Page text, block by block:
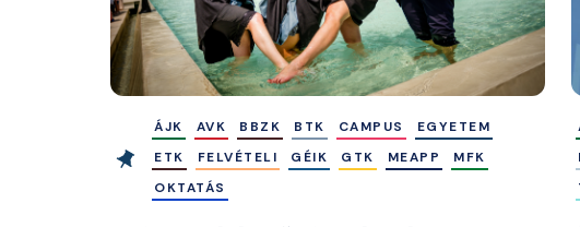
ÁJK AVK BBZK BTK CAMPUS
EGYETEM
ETK
FELVÉTELI GÉIK GTK MEAPP
MFK
OKTATÁS